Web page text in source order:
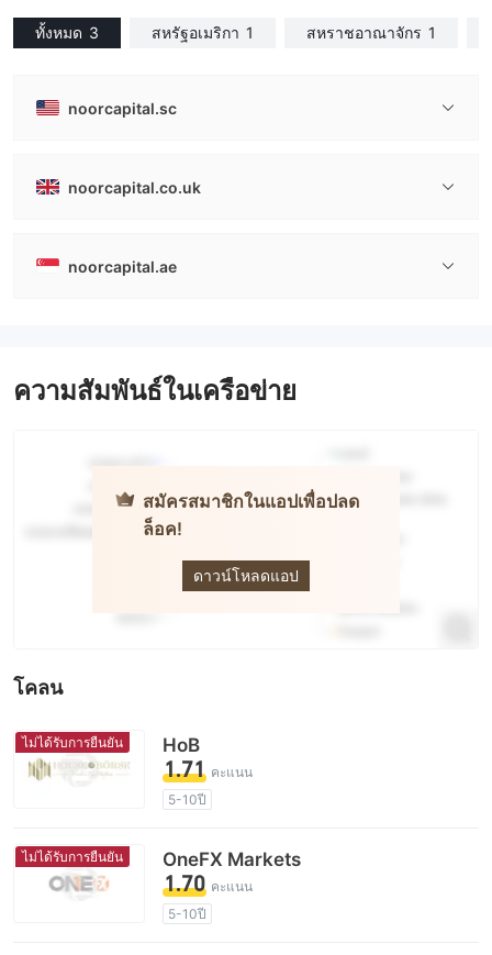
ทั้งหมด 3 สหรัฐอเมริกา 1 สหราชอาณาจักร 1
noorcapital.sc
noorcapital.co.uk
noorcapital.ae
ความสัมพันธ์ในเครือข่าย
สมัครสมาชิกในแอปเพื่อปลด
ล็อค!
ดาวน์โหลดแอป
โคลน
ไม่ได้รับการยืนยัน HoB
1.71 คะแนน
5-10ปี
กลุ่มธุรกิจที่ต้องสงสัย
ระวังความเสี่ยงอันตรายที่อาจจะซ่อนอยู่
ไม่ได้รับการยืนยัน OneFX Markets
1.70 คะแนน
5-10ปี